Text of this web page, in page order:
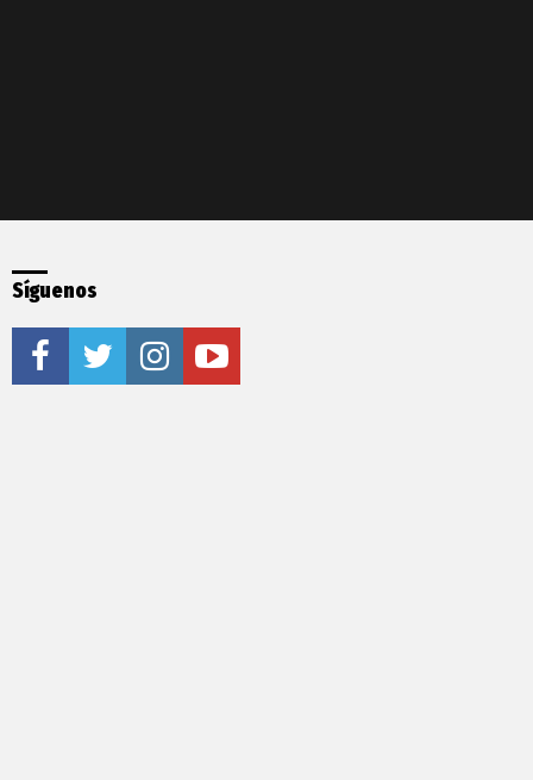
Síguenos
facebooktwitter instagramyoutube